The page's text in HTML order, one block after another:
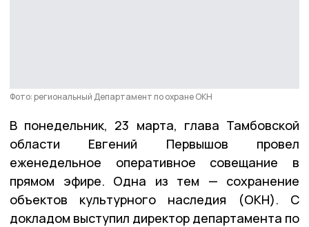
Фото: региональный Департамент по охране ОКН
В понедельник, 23 марта, глава Тамбовской
области Евгений Первышов провел
еженедельное оперативное совещание в
прямом эфире. Одна из тем — сохранение
объектов культурного наследия (ОКН). С
докладом выступил директор департамента по